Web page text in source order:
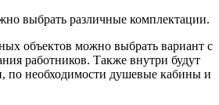
выбрать различные комплектации.
объектов можно выбрать вариант с
работников. Также внутри будут
по необходимости душевые кабины и